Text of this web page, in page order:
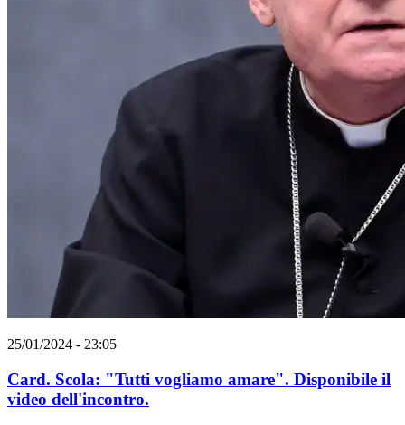
25/01/2024 - 23:05
Card. Scola: "Tutti vogliamo amare". Disponibile il
video dell'incontro.